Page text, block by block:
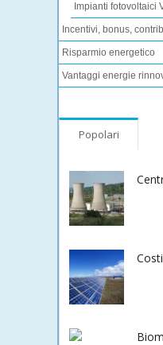
Impianti fotovoltaici
Incentivi, bonus,
Risparmio energetico
Vantaggi energie
Popolari